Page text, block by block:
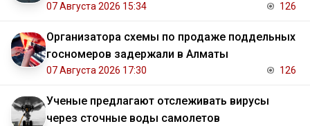
07 Августа 2026 15:34 126
Организатора схемы по продаже поддельных
госномеров задержали в Алматы
07 Августа 2026 17:30 126
Ученые предлагают отслеживать вирусы
через сточные воды самолетов